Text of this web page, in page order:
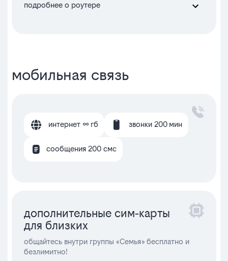
подробнее о роутере
мобильная связь
интернет ∞ гб звонки 200 мин
сообщения 200 смс
дополнительные сим‑карты
для близких
общайтесь внутри группы «Семья» бесплатно и
безлимитно!